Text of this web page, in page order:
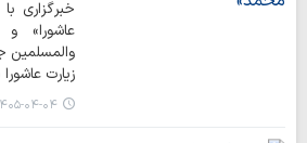
خبرگزاری
عاشورا»
والمسلمین
زیارت
۱۴۰۵-۰۴-۰۴